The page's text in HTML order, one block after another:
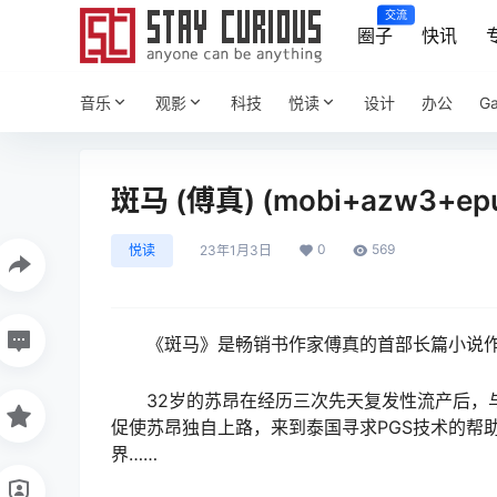
圈子
交流
快讯
音乐 观影 科技 悦读 设计 办公
斑马 (傅真)
悦读 23年1月3日 0 569
《斑马》是畅销书作家傅真的首部长篇小说
32岁的苏昂在经历三次先天复发性流产后
促使苏昂独自上路，来到泰国寻求PGS技术的
界……